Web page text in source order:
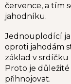
července, a tím
jahodníku.
Jednouplodící
oproti jahodám
základ v srdíčku
Proto je důležité
přihnojovat.